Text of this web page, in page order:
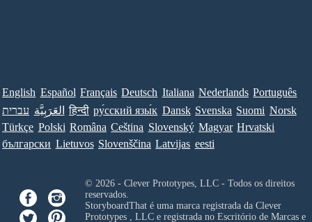
English Español Français Deutsch Italiana Nederlands Português
עברית العَرَبِيَّة हिन्दी ру́сский язы́к Dansk Svenska Suomi Norsk
Türkçe Polski Româna Ceština Slovenský Magyar Hrvatski
български Lietuvos Slovenščina Latvijas eesti
© 2026 - Clever Prototypes, LLC - Todos os direitos
reservados.
StoryboardThat é uma marca registrada da Clever
Prototypes , LLCe registrada no Escritório de Marcas e